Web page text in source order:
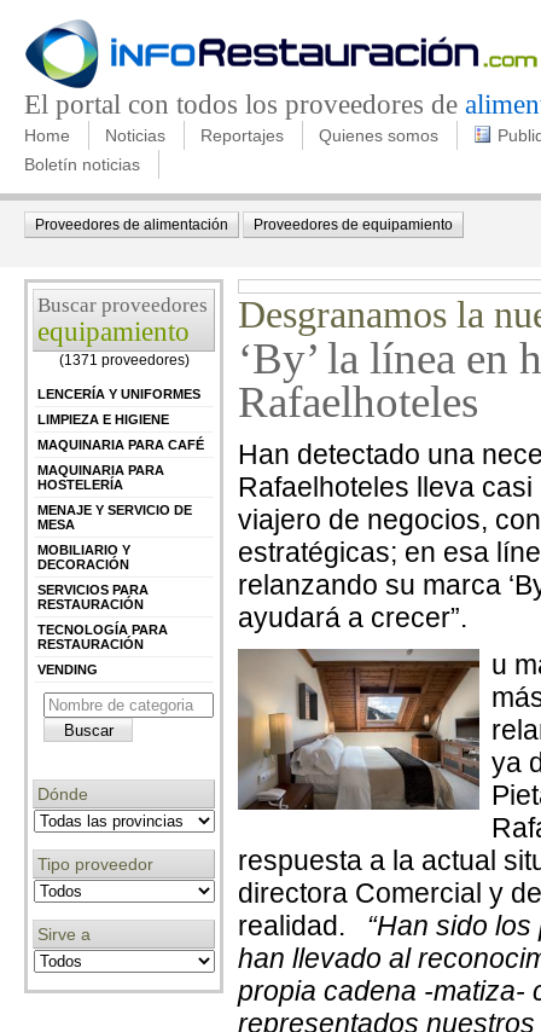
El portal con todos los proveedores de
Home Noticias Reportajes Quienes somos
Boletín noticias
Proveedores de alimentación Proveedores de equipamiento
Buscar proveedores
equipamiento
(1371 proveedores)
LENCERÍA Y UNIFORMES
LIMPIEZA E HIGIENE
MAQUINARIA PARA CAFÉ
MAQUINARIA PARA
HOSTELERÍA
MENAJE Y SERVICIO DE
MESA
MOBILIARIO Y
DECORACIÓN
SERVICIOS PARA
RESTAURACIÓN
TECNOLOGÍA PARA
RESTAURACIÓN
VENDING
Dónde
Tipo proveedor
Sirve a
Desgranamos la
‘By’ la línea en
Rafaelhoteles
Han detectado una
Rafaelhoteles lleva
viajero de negocios,
estratégicas; en esa
relanzando su marca
ayudará a crecer”.
u
ya
respuesta a la actual
directora Comercial y
realidad. “Han sido
han llevado al
propia cadena -matiza-
representados